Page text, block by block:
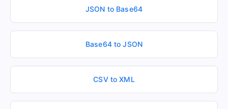
JSON to Base64
Base64 to JSON
CSV to XML